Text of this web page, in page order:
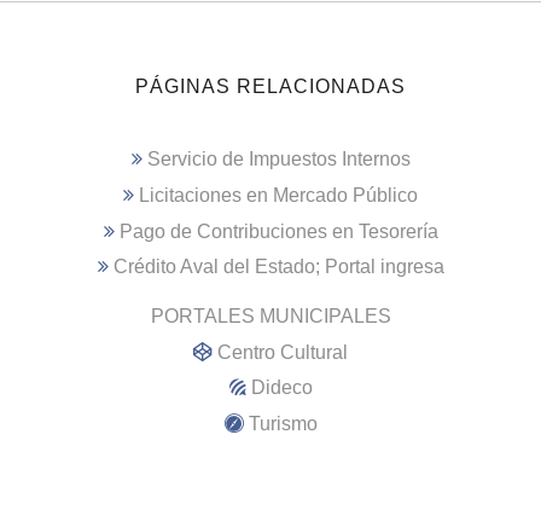
PÁGINAS RELACIONADAS
Servicio de Impuestos Internos
Licitaciones en Mercado Público
Pago de Contribuciones en Tesorería
Crédito Aval del Estado; Portal ingresa
PORTALES MUNICIPALES
Centro Cultural
Dideco
Turismo